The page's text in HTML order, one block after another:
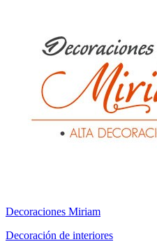
Decoraciones Miriam
Decoración de interiores